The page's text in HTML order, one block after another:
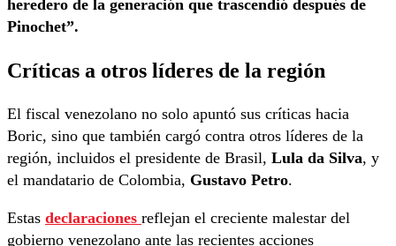
heredero de la generación que trascendió después de
Pinochet”.
Críticas a otros líderes de la región
El fiscal venezolano no solo apuntó sus críticas hacia
Boric, sino que también cargó contra otros líderes de la
región, incluidos el presidente de Brasil, Lula da Silva, y
el mandatario de Colombia, Gustavo Petro.
Estas declaraciones reflejan el creciente malestar del
gobierno venezolano ante las recientes acciones